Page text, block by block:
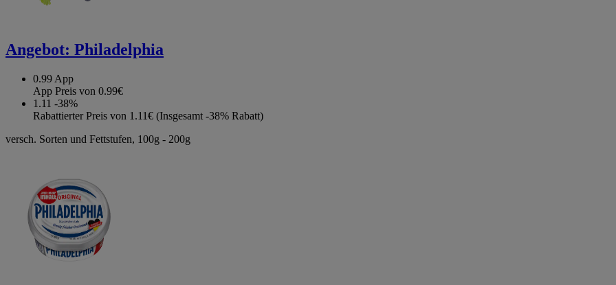
Angebot: Philadelphia
0.99 App
App Preis von 0.99€
1.11 -38%
Rabattierter Preis von 1.11€ (Insgesamt -38% Rabatt)
versch. Sorten und Fettstufen, 100g - 200g